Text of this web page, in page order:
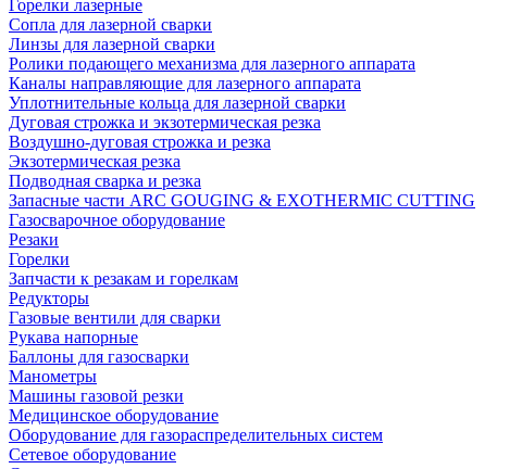
Горелки лазерные
Сопла для лазерной сварки
Линзы для лазерной сварки
Ролики подающего механизма для лазерного аппарата
Каналы направляющие для лазерного аппарата
Уплотнительные кольца для лазерной сварки
Дуговая строжка и экзотермическая резка
Воздушно-дуговая строжка и резка
Экзотермическая резка
Подводная сварка и резка
Запасные части ARC GOUGING & EXOTHERMIC CUTTING
Газосварочное оборудование
Резаки
Горелки
Запчасти к резакам и горелкам
Редукторы
Газовые вентили для сварки
Рукава напорные
Баллоны для газосварки
Манометры
Машины газовой резки
Медицинское оборудование
Оборудование для газораспределительных систем
Сетевое оборудование